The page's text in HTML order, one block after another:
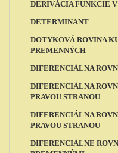
DERIVÁCIA FUNKCIE
DETERMINANT
DOTYKOVÁ ROVINA
PREMENNÝCH
DIFERENCIÁLNA
DIFERENCIÁLNA
PRAVOU STRANOU
DIFERENCIÁLNA
PRAVOU STRANOU
DIFERENCIÁLNE